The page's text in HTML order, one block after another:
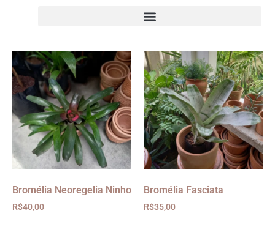
Bromélia Neoregelia Ninho
R$40,00
Bromélia Fasciata
R$35,00